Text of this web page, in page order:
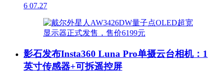
6 07.27
影石发布Insta360 Luna Pro单摄云台相机：1
英寸传感器+可拆遥控屏